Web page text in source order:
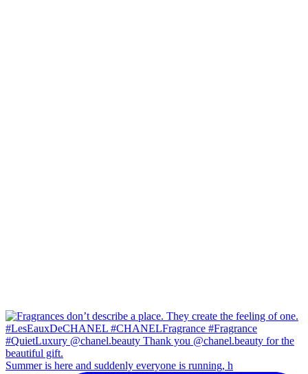
Summer is here and suddenly everyone is running, h